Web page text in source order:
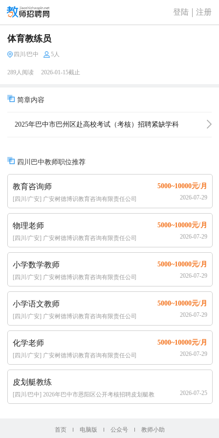
登陆 注册
体育教练员
四川/巴中 5人
289人阅读 2026-01-15截止
简章内容
2025年巴中市巴州区赴高校考试（考核）招聘紧缺学科
四川巴中教师职位推荐
教育咨询师 5000~10000元/月
[四川/广安] 广安树德博识教育咨询有限责任公司 2026-07-29
物理老师 5000~10000元/月
[四川/广安] 广安树德博识教育咨询有限责任公司 2026-07-29
小学数学教师 5000~10000元/月
[四川/广安] 广安树德博识教育咨询有限责任公司 2026-07-29
小学语文教师 5000~10000元/月
[四川/广安] 广安树德博识教育咨询有限责任公司 2026-07-29
化学老师 5000~10000元/月
[四川/广安] 广安树德博识教育咨询有限责任公司 2026-07-29
皮划艇教练
[四川/巴中] 2026年巴中市恩阳区公开考核招聘皮划艇教
练的公告（1名）
2026-07-25
首页 电脑版 公众号 教师小助